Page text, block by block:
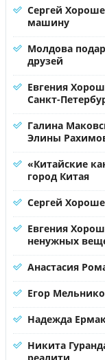
Сергей
машину
Молдова
друзей
Евгения
Санкт-
Галина
Элины
«Китайские
город Китая
Сергей
Евгения
ненужных
Анастасия
Егор
Надежда
Никита
реалити